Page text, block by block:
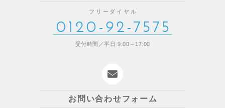
フリーダイヤル
0120-92-7575
受付時間／平日 9:00～17:00
お問い合わせフォーム